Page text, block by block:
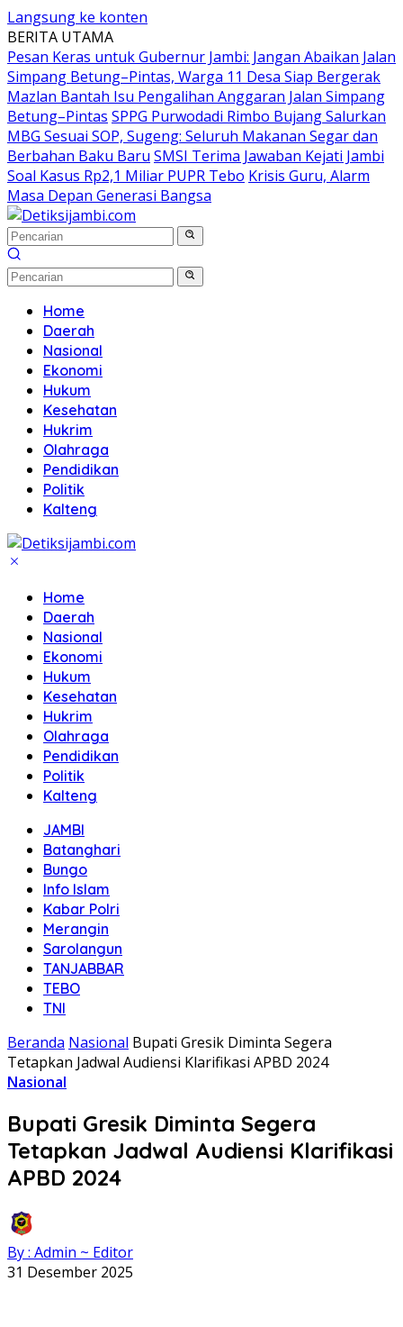
Langsung ke konten
BERITA UTAMA
Pesan Keras untuk Gubernur Jambi: Jangan Abaikan Jalan
Simpang Betung–Pintas, Warga 11 Desa Siap Bergerak
Mazlan Bantah Isu Pengalihan Anggaran Jalan Simpang
Betung–Pintas SPPG Purwodadi Rimbo Bujang Salurkan
MBG Sesuai SOP, Sugeng: Seluruh Makanan Segar dan
Berbahan Baku Baru SMSI Terima Jawaban Kejati Jambi
Soal Kasus Rp2,1 Miliar PUPR Tebo Krisis Guru, Alarm
Masa Depan Generasi Bangsa
Home
Daerah
Nasional
Ekonomi
Hukum
Kesehatan
Hukrim
Olahraga
Pendidikan
Politik
Kalteng
Home
Daerah
Nasional
Ekonomi
Hukum
Kesehatan
Hukrim
Olahraga
Pendidikan
Politik
Kalteng
JAMBI
Batanghari
Bungo
Info Islam
Kabar Polri
Merangin
Sarolangun
TANJABBAR
TEBO
TNI
Beranda Nasional Bupati Gresik Diminta Segera
Tetapkan Jadwal Audiensi Klarifikasi APBD 2024
Nasional
Bupati Gresik Diminta Segera
Tetapkan Jadwal Audiensi Klarifikasi
APBD 2024
By : Admin ~ Editor
31 Desember 2025